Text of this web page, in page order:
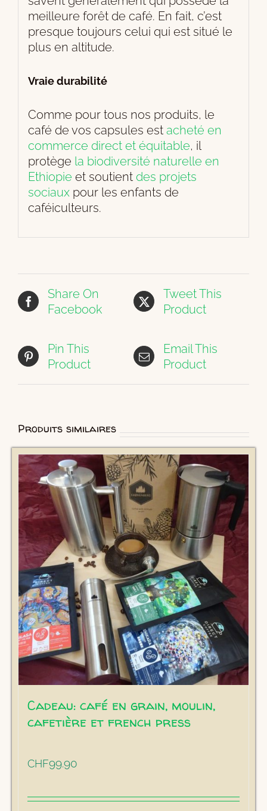
meilleure forêt de café. En fait, c’est
presque toujours celui qui est situé le
plus en altitude.
Vraie durabilité
Comme pour tous nos produits, le
café de vos capsules est acheté en
commerce direct et équitable, il
protège la biodiversité naturelle en
Ethiopie et soutient des projets
sociauxpour les enfants de
caféiculteurs.
Share On
Facebook
Tweet This
Product
Pin This
Product
Email This
Product
Produits similaires
Cadeau: café en grain, moulin,
cafetière et french press
CHF99.90